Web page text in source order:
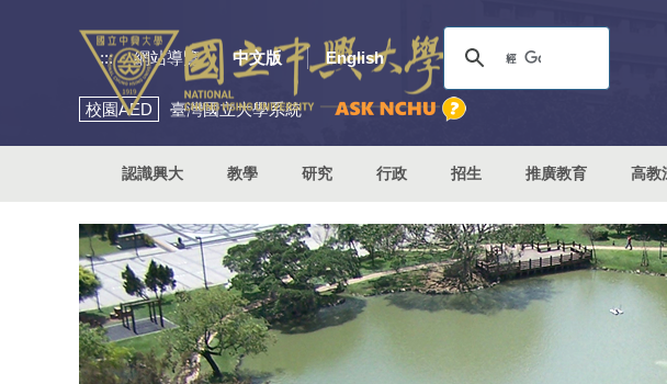
::: 網站導覽 中文版 English
校園AED 臺灣國立大學系統
認識興大 教學 研究 行政 招生 推廣教育 高教